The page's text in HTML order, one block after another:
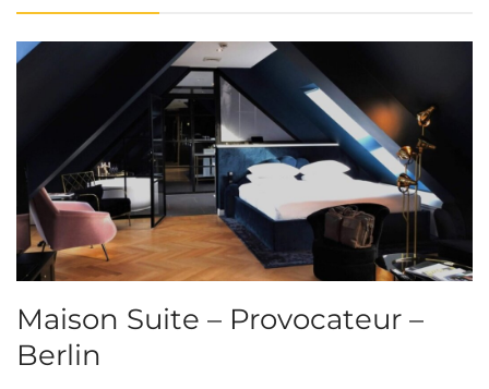
Maison Suite – Provocateur –
Berlin